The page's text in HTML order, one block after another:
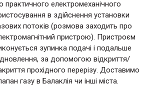
практичного електромеханічного
в здійснення установки
потоків (розмова заходить про
пристрою). Пристроєм
зупинка подачі і подальше
за допомогою відкриття/
прохідного перерізу. Доставимо
газу в Балаклія чи інші міста.